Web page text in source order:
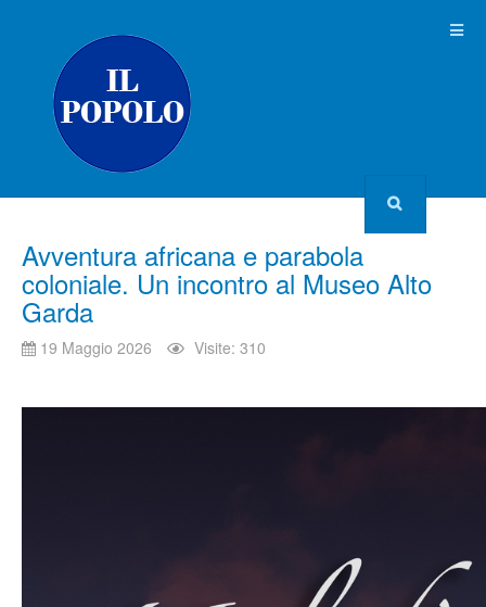
Avventura africana e parabola
coloniale. Un incontro al Museo Alto
Garda
19 Maggio 2026 Visite: 310